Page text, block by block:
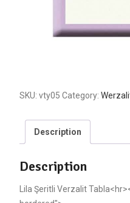
SKU: vty05 Category:
Description
Description
Lila Şeritli Verzalit